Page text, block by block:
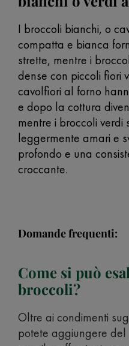
I broccoli bianchi, o
compatta e bianca
strette, mentre i
dense con piccoli fiori
cavolfiori al forno
e dopo la cottura
mentre i broccoli verdi
leggermente amari e
profondo e una
croccante.
Domande frequenti:
Come si può
broccoli?
Oltre ai condimenti
potete aggiungere